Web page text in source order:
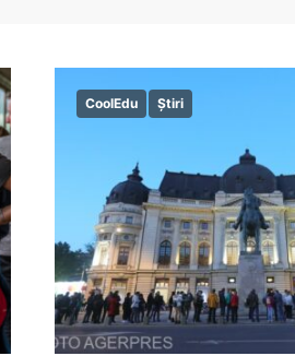
CoolEdu Știri